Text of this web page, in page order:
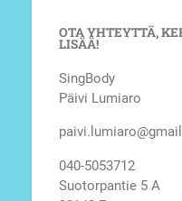
OTA YHTEYTTÄ,
LISÄÄ!
SingBody
Päivi Lumiaro
040-5053712
Suotorpantie 5 A